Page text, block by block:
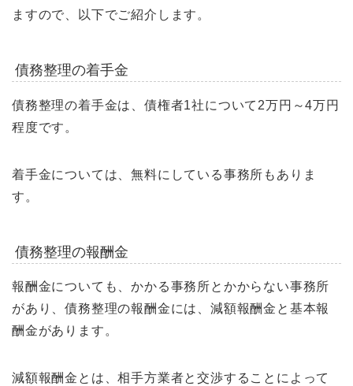
ますので、以下でご紹介します。
債務整理の着手金
債務整理の着手金は、債権者1社について2万円～4万円
程度です。
着手金については、無料にしている事務所もありま
す。
債務整理の報酬金
報酬金についても、かかる事務所とかからない事務所
があり、債務整理の報酬金には、減額報酬金と基本報
酬金があります。
減額報酬金とは、相手方業者と交渉することによって